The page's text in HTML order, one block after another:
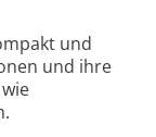
und
und ihre